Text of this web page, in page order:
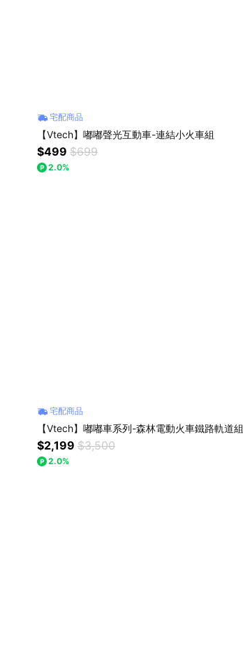
宅配商品
【Vtech】嘟嘟聲光互動車-連結小火車組
$499 $699
2.0%
宅配商品
【Vtech】嘟嘟車系列-森林電動火車鐵路軌道組
$2,199 $3,500
2.0%